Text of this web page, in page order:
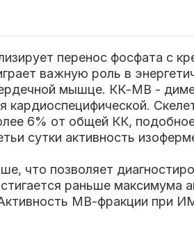
перенос фосфата с
важную роль в
мышце. КК-МВ -
кардиоспецифической.
6% от общей КК,
сутки активность
позволяет
раньше максимума
МВ-фракции при